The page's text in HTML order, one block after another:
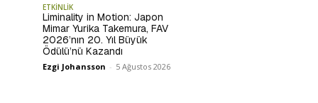
ETKİNLİK
Liminality in Motion: Japon
Mimar Yurika Takemura, FAV
2026’nın 20. Yıl Büyük
Ödülü’nü Kazandı
Ezgi Johansson - 5 Ağustos 2026